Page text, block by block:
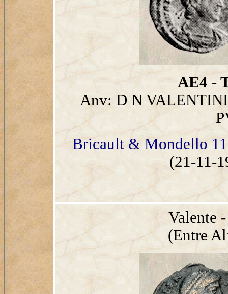
AE4 -
Anv: D N
Bricault & Mondello
(21-11-
Valente
(Entre